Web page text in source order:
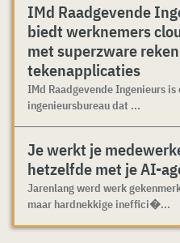
IMd Raadgevende
biedt werknemers
met superzware
tekenapplicaties
IMd Raadgevende Ingenieurs
ingenieursbureau dat ...
Je werkt je
hetzelfde met je AI-
Jarenlang werd werk
maar hardnekkige ineffici�...